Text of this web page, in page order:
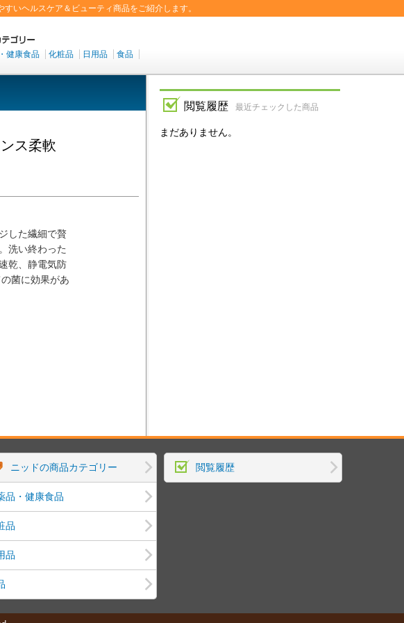
いヘルスケア＆ビューティ商品をご紹介します。
健康食品 化粧品 日用品 食品
閲覧履歴 最近チェックした商品
まだありません。
ス柔軟
した繊細で贅
洗い終わった
乾、静電気防
菌に効果があ
ニッドの商品カテゴリー
品・健康食品
品
品
閲覧履歴